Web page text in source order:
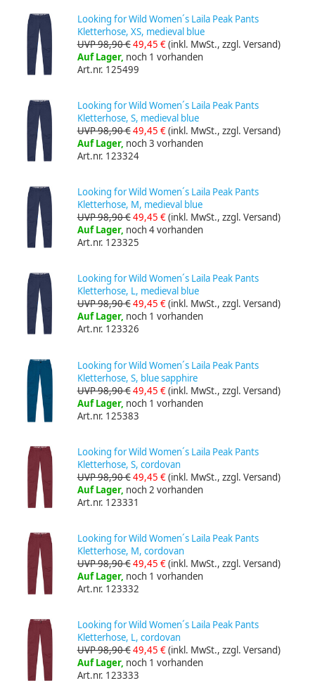
Looking for Wild Women´s Laila Peak Pants
Kletterhose, XS, medieval blue
UVP 98,90 €49,45 €(inkl. MwSt., zzgl. Versand)
Auf Lager, noch 1 vorhanden
Art.nr. 125499
Looking for Wild Women´s Laila Peak Pants
Kletterhose, S, medieval blue
UVP 98,90 €49,45 €(inkl. MwSt., zzgl. Versand)
Auf Lager, noch 3 vorhanden
Art.nr. 123324
Looking for Wild Women´s Laila Peak Pants
Kletterhose, M, medieval blue
UVP 98,90 €49,45 €(inkl. MwSt., zzgl. Versand)
Auf Lager, noch 4 vorhanden
Art.nr. 123325
Looking for Wild Women´s Laila Peak Pants
Kletterhose, L, medieval blue
UVP 98,90 €49,45 €(inkl. MwSt., zzgl. Versand)
Auf Lager, noch 1 vorhanden
Art.nr. 123326
Looking for Wild Women´s Laila Peak Pants
Kletterhose, S, blue sapphire
UVP 98,90 €49,45 €(inkl. MwSt., zzgl. Versand)
Auf Lager, noch 1 vorhanden
Art.nr. 125383
Looking for Wild Women´s Laila Peak Pants
Kletterhose, S, cordovan
UVP 98,90 €49,45 €(inkl. MwSt., zzgl. Versand)
Auf Lager, noch 2 vorhanden
Art.nr. 123331
Looking for Wild Women´s Laila Peak Pants
Kletterhose, M, cordovan
UVP 98,90 €49,45 €(inkl. MwSt., zzgl. Versand)
Auf Lager, noch 1 vorhanden
Art.nr. 123332
Looking for Wild Women´s Laila Peak Pants
Kletterhose, L, cordovan
UVP 98,90 €49,45 €(inkl. MwSt., zzgl. Versand)
Auf Lager, noch 1 vorhanden
Art.nr. 123333